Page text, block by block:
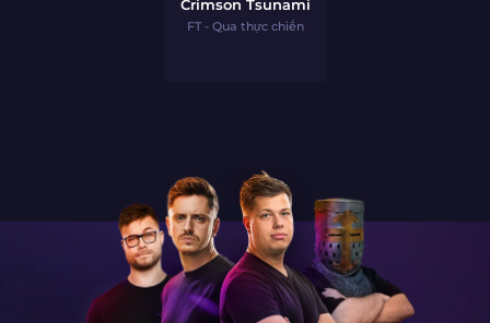
Crimson Tsunami
FT - Qua thực chiến